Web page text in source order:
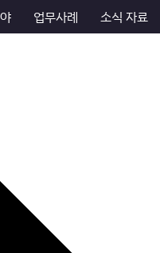
업무사례 소식 자료